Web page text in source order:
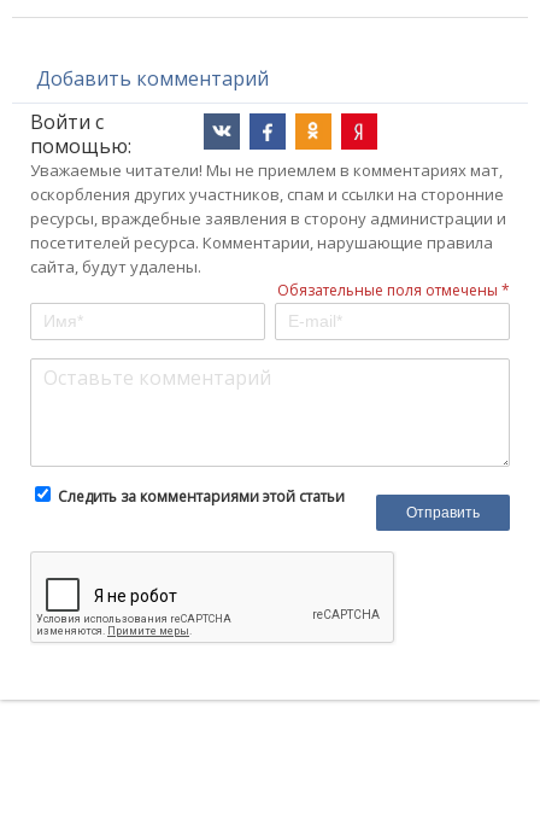
Добавить комментарий
Войти с
помощью:
Уважаемые читатели! Мы не приемлем в комментариях мат,
оскорбления других участников, спам и ссылки на сторонние
ресурсы, враждебные заявления в сторону администрации и
посетителей ресурса. Комментарии, нарушающие правила
сайта, будут удалены.
Обязательные поля отмечены *
Следить за комментариями этой статьи